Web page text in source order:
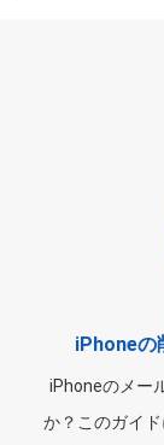
iPhoneの
iPhoneのメー
か？このガイ